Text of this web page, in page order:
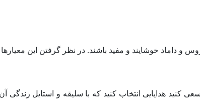
و داماد خوشایند و مفید باشند. در نظر گرفتن این معیارها
کنید هدایایی انتخاب کنید که با سلیقه‌ و استایل زندگی